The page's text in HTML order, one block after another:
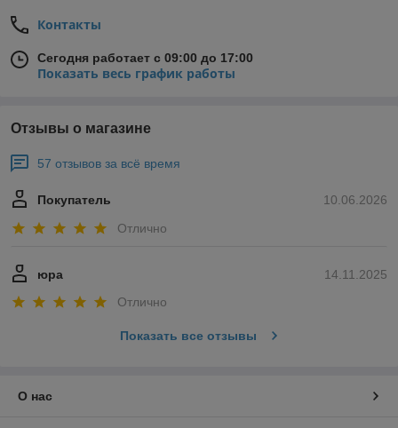
Контакты
Сегодня работает с 09:00 до 17:00
Показать весь график работы
Отзывы о магазине
57 отзывов за всё время
10.06.2026
Покупатель
Отлично
14.11.2025
юра
Отлично
Показать все отзывы
О нас